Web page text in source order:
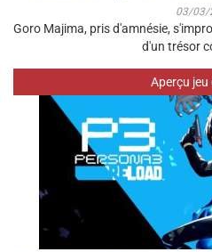
03/03/
Goro Majima, pris d'amnésie,
d'un trésor
Aperçu jeu